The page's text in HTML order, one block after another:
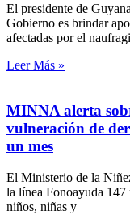
El presidente de
Gobierno es brindar
afectadas por el
Leer Más »
MINNA alerta
vulneración de
un mes
El Ministerio de la
la línea Fonoayuda
niños, niñas y